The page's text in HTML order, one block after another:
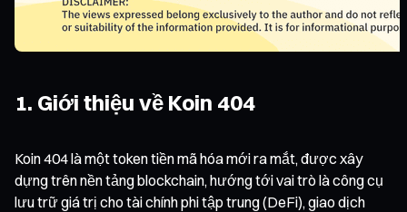
1. Giới thiệu về Koin 404
Koin 404 là một token tiền mã hóa mới ra mắt, được xây
dựng trên nền tảng blockchain, hướng tới vai trò là công cụ
lưu trữ giá trị cho tài chính phi tập trung (DeFi), giao dịch